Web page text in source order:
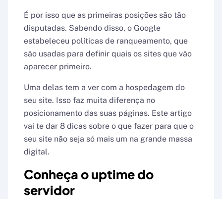
É por isso que as primeiras posições são tão
disputadas. Sabendo disso, o Google
estabeleceu políticas de ranqueamento, que
são usadas para definir quais os sites que vão
aparecer primeiro.
Uma delas tem a ver com a hospedagem do
seu site. Isso faz muita diferença no
posicionamento das suas páginas. Este artigo
vai te dar 8 dicas sobre o que fazer para que o
seu site não seja só mais um na grande massa
digital.
Conheça o uptime do
servidor